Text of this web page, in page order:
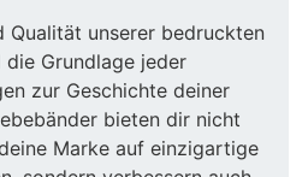
Qualität unserer bedruckten
die Grundlage jeder
zur Geschichte deiner
bieten dir nicht
Marke auf einzigartige